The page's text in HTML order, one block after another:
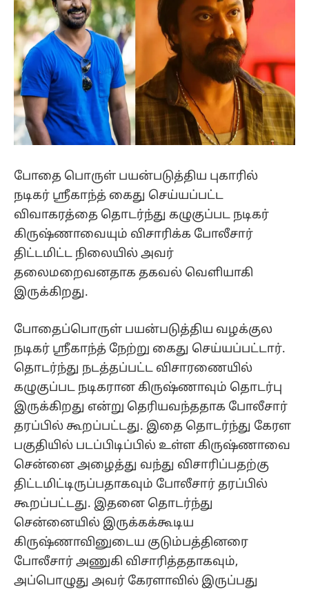
போதை பொருள் பயன்படுத்திய புகாரில்
நடிகர் ஸ்ரீகாந்த் கைது செய்யப்பட்ட
விவாகரத்தை தொடர்ந்து கழுகுப்பட நடிகர்
கிருஷ்ணாவையும் விசாரிக்க போலீசார்
திட்டமிட்ட நிலையில் அவர்
தலைமறைவனதாக தகவல் வெளியாகி
இருக்கிறது.
போதைப்பொருள் பயன்படுத்திய வழக்குல
நடிகர் ஸ்ரீகாந்த் நேற்று கைது செய்யப்பட்டார்.
தொடர்ந்து நடத்தப்பட்ட விசாரணையில்
கழுகுப்பட நடிகரான கிருஷ்ணாவும் தொடர்பு
இருக்கிறது என்று தெரியவந்ததாக போலீசார்
தரப்பில் கூறப்பட்டது. இதை தொடர்ந்து கேரள
பகுதியில் படப்பிடிப்பில் உள்ள கிருஷ்ணாவை
சென்னை அழைத்து வந்து விசாரிப்பதற்கு
திட்டமிட்டிருப்பதாகவும் போலீசார் தரப்பில்
கூறப்பட்டது. இதனை தொடர்ந்து
சென்னையில் இருக்கக்கூடிய
கிருஷ்ணாவினுடைய குடும்பத்தினரை
போலீசார் அணுகி விசாரித்ததாகவும்,
அப்பொழுது அவர் கேரளாவில் இருப்பது